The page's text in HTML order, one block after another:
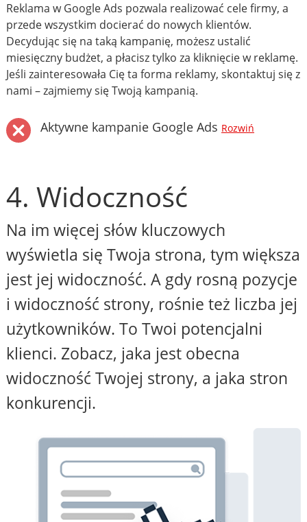
Reklama w Google Ads pozwala realizować cele firmy, a
przede wszystkim docierać do nowych klientów.
Decydując się na taką kampanię, możesz ustalić
miesięczny budżet, a płacisz tylko za kliknięcie w reklamę.
Jeśli zainteresowała Cię ta forma reklamy, skontaktuj się z
nami – zajmiemy się Twoją kampanią.
Aktywne kampanie Google Ads Rozwiń
4. Widoczność
Na im więcej słów kluczowych
wyświetla się Twoja strona, tym większa
jest jej widoczność. A gdy rosną pozycje
i widoczność strony, rośnie też liczba jej
użytkowników. To Twoi potencjalni
klienci. Zobacz, jaka jest obecna
widoczność Twojej strony, a jaka stron
konkurencji.